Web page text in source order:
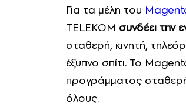
Για τα μέλη του
TELEKOM συνδέει την
σταθερή, κινητή,
έξυπνο σπίτι. Το
προγράμματος
όλους.